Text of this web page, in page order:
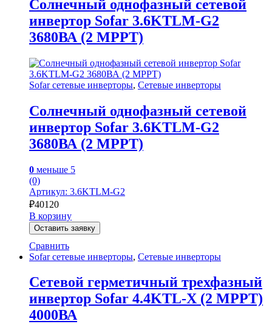
Солнечный однофазный сетевой
инвертор Sofar 3.6KTLM-G2
3680ВА (2 MPPT)
Sofar сетевые инверторы, Сетевые инверторы
Солнечный однофазный сетевой
инвертор Sofar 3.6KTLM-G2
3680ВА (2 MPPT)
0 меньше 5
(0)
Артикул: 3.6KTLM-G2
₽40120
В корзину
Оставить заявку
Сравнить
Sofar сетевые инверторы, Сетевые инверторы
Сетевой герметичный трехфазный
инвертор Sofar 4.4KTL-X (2 MPPT)
4000ВА